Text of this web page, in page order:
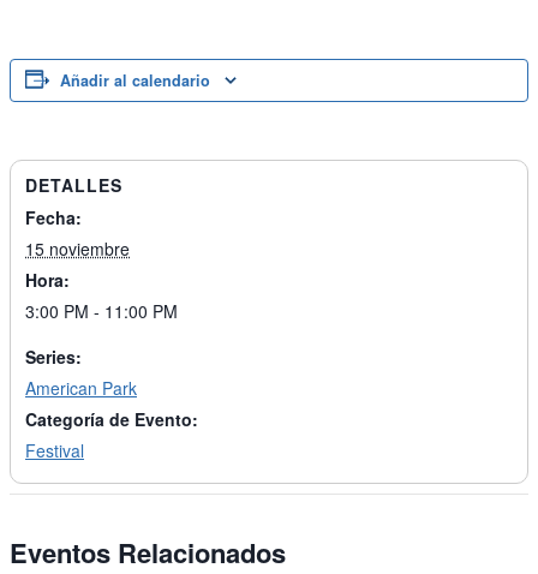
Añadir al calendario
DETALLES
Fecha:
15 noviembre
Hora:
3:00 PM - 11:00 PM
Series:
American Park
Categoría de Evento:
Festival
Eventos Relacionados